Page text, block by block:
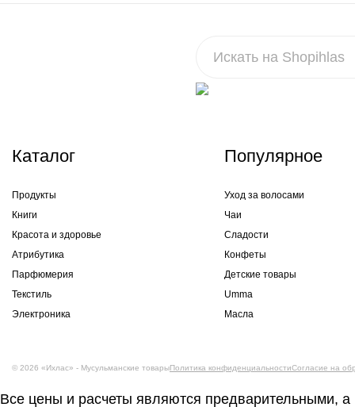
Каталог
Продукты
Книги
Красота и здоровье
Атрибутика
Парфюмерия
Текстиль
Электроника
Популярное
Уход за волосами
Чаи
Сладости
Конфеты
Детские товары
Umma
Масла
© 2026 «Ихлас» - Мусульманские товарыПолитика конфиденциальностиСогласие на
Все цены и расчеты являются предварительными, а